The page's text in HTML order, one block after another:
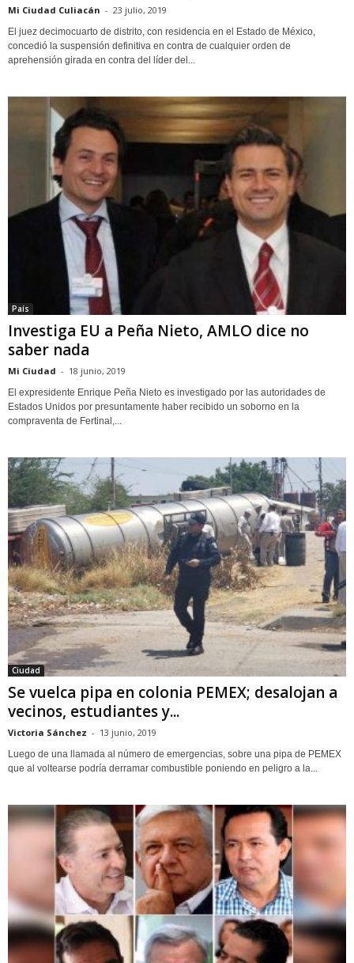
Mi Ciudad Culiacán - 23 julio, 2019
El juez decimocuarto de distrito, con residencia en el Estado de México,
concedió la suspensión definitiva en contra de cualquier orden de
aprehensión girada en contra del líder del...
País
Investiga EU a Peña Nieto, AMLO dice no
saber nada
Mi Ciudad - 18 junio, 2019
El expresidente Enrique Peña Nieto es investigado por las autoridades de
Estados Unidos por presuntamente haber recibido un soborno en la
compraventa de Fertinal,...
Ciudad
Se vuelca pipa en colonia PEMEX; desalojan a
vecinos, estudiantes y...
Victoria Sánchez - 13 junio, 2019
Luego de una llamada al número de emergencias, sobre una pipa de PEMEX
que al voltearse podría derramar combustible poniendo en peligro a la...